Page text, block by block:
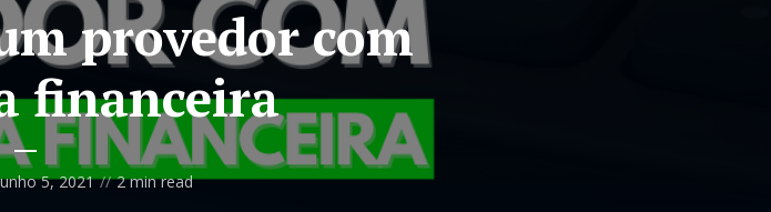
provedor com
financeira
5, 2021 2 min read